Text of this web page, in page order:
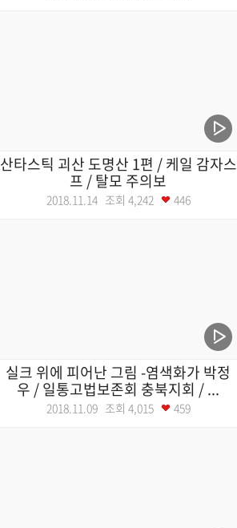
산타스틱 괴산 도명산 1편 / 케일 감자스
프 / 탈모 주의보
2018.11.14 조회 4,242 446
실크 위에 피어난 그림 -염색화가 박정
우 / 일통고법보존회 충북지회 / ...
2018.11.09 조회 4,015 459